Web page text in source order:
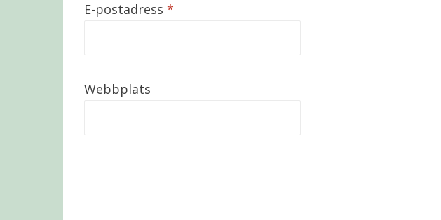
E-postadress *
Webbplats